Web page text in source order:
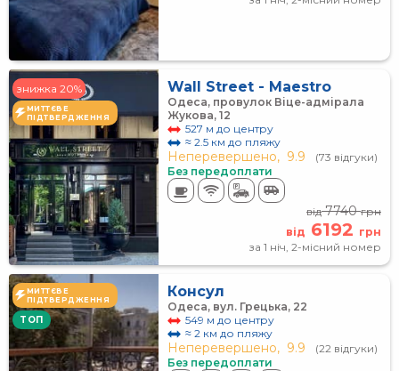
знижка 20%
МИТТЄВЕ
ПІДТВЕРДЖЕННЯ
Wall Street - Maestro
Одеса, провулок Віце-адмірала
Жукова, 12
527 м до центру
≈ 2.5 км до пляжу
Неперевершено, 9.9
(73 відгуки)
Без передоплати
від7740грн
від 6192 грн
за 1 ніч, 2-місний номер
МИТТЄВЕ
ПІДТВЕРДЖЕННЯ
TOП
Консул
Одеса, вул. Грецька, 22
549 м до центру
≈ 2 км до пляжу
Неперевершено, 9.9
(22 відгуки)
Без передоплати